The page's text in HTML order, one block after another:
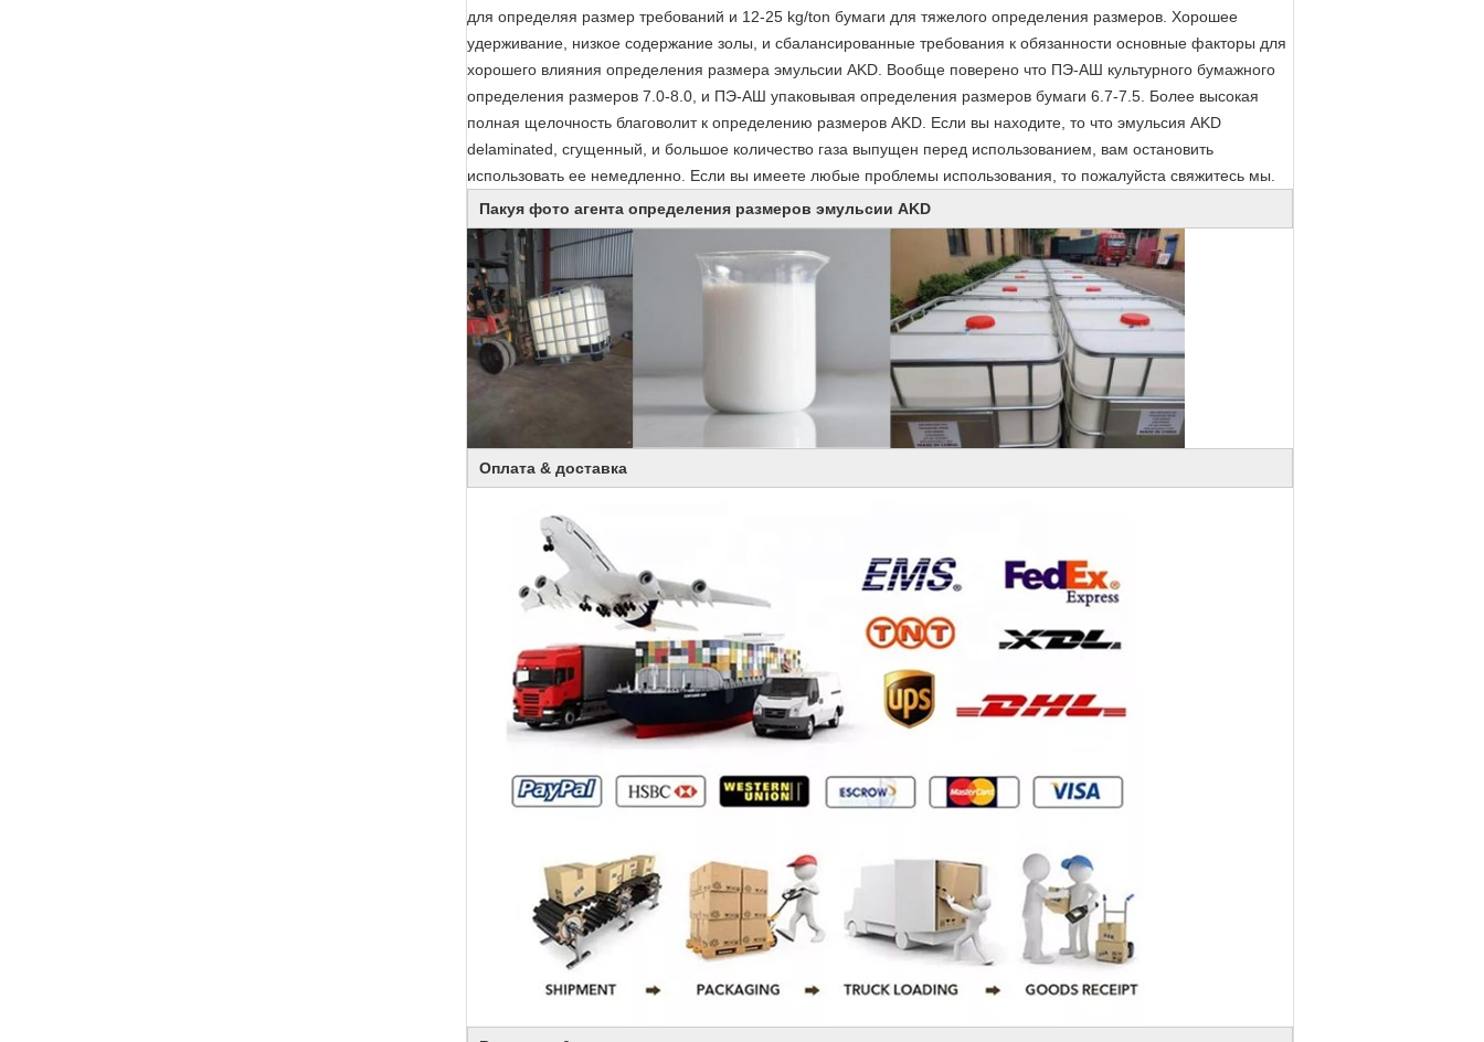
для определяя размер требований и 12-25 kg/ton бумаги для тяжелого определения размеров. Хорошее
удерживание, низкое содержание золы, и сбалансированные требования к обязанности основные факторы для
хорошего влияния определения размера эмульсии AKD. Вообще поверено что ПЭ-АШ культурного бумажного
определения размеров 7.0-8.0, и ПЭ-АШ упаковывая определения размеров бумаги 6.7-7.5. Более высокая
полная щелочность благоволит к определению размеров AKD. Если вы находите, то что эмульсия AKD
delaminated, сгущенный, и большое количество газа выпущен перед использованием, вам остановить
использовать ее немедленно. Если вы имеете любые проблемы использования, то пожалуйста свяжитесь мы.
Пакуя фото агента определения размеров эмульсии AKD
Оплата & доставка